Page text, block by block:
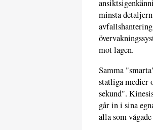
minsta
mot lagen.
Samma
statliga medier
sekund".
går in i sina
alla som